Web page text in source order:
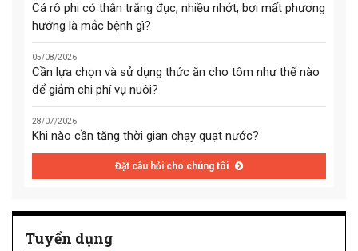
Cá rô phi có thân trắng đục, nhiều nhớt, bơi mất phương
hướng là mắc bệnh gì?
05/08/2026
Cần lựa chọn và sử dụng thức ăn cho tôm như thế nào
để giảm chi phí vụ nuôi?
28/07/2026
Khi nào cần tăng thời gian chạy quạt nước?
Đặt câu hỏi cho chúng tôi
Tuyển dụng